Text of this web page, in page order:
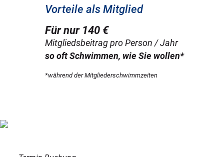
Vorteile als Mitglied
Für nur 140 €
Mitgliedsbeitrag pro Person / Jahr
so oft Schwimmen, wie Sie wollen*
*während der Mitgliederschwimmzeiten